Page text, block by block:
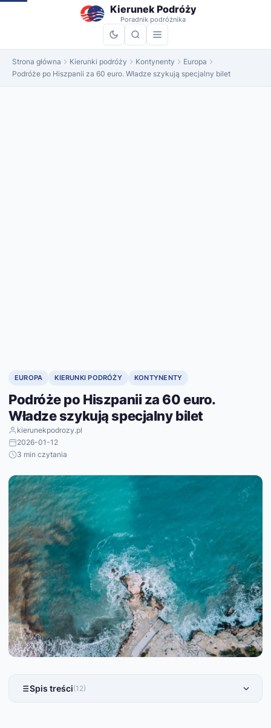
do
Kierunek Podróży
Poradnik podróżnika
Strona główna Kierunki podróży Kontynenty
Europa
Podróże po Hiszpanii za 60 euro. Władze szykują specjalny bilet
EUROPA KIERUNKI PODRÓŻY KONTYNENTY
Podróże po Hiszpanii za 60 euro.
Władze szykują specjalny bilet
kierunekpodrozy.pl
2026-01-12
3 min czytania
Spis treści(12)